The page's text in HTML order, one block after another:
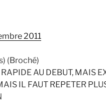
2011
(Broché)
AU DEBUT, MAIS
IL FAUT REPETER